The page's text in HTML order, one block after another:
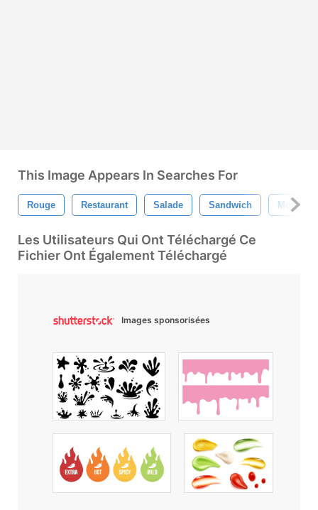
This Image Appears In Searches For
Rouge Restaurant Salade Sandwich Moi À
Les Utilisateurs Qui Ont Téléchargé Ce
Fichier Ont Également Téléchargé
Images sponsorisées